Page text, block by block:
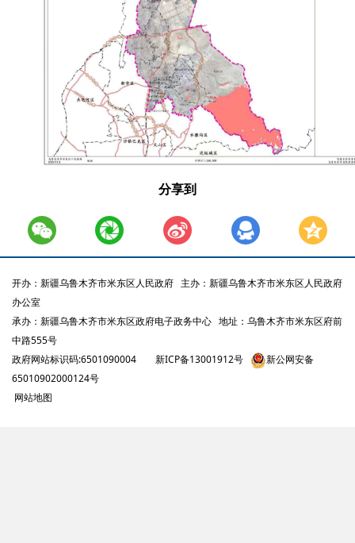
分享到
开办：新疆乌鲁木齐市米东区人民政府 主办：新疆乌鲁木齐市米东区人民政府
办公室
承办：新疆乌鲁木齐市米东区政府电子政务中心 地址：乌鲁木齐市米东区府前
中路555号
政府网站标识码:6501090004
新ICP备13001912号
新公网安备
65010902000124号
网站地图